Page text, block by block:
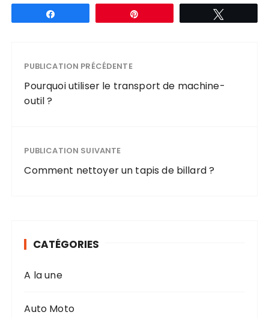
PUBLICATION PRÉCÉDENTE
Pourquoi utiliser le transport de machine-
outil ?
PUBLICATION SUIVANTE
Comment nettoyer un tapis de billard ?
CATÉGORIES
A la une
Auto Moto